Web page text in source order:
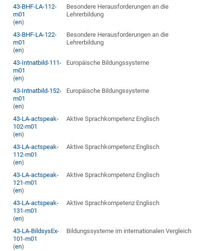
43-BHF-LA-112-
m01
(en)
Besondere Herausforderungen an die
Lehrerbildung
43-BHF-LA-122-
m01
(en)
Besondere Herausforderungen an die
Lehrerbildung
43-Intnatbild-111-
m01
(en)
Europäische Bildungssysteme
43-Intnatbild-152-
m01
(en)
Europäische Bildungssysteme
43-LA-actspeak-
102-m01
(en)
Aktive Sprachkompetenz Englisch
43-LA-actspeak-
112-m01
(en)
Aktive Sprachkompetenz Englisch
43-LA-actspeak-
121-m01
(en)
Aktive Sprachkompetenz Englisch
43-LA-actspeak-
131-m01
(en)
Aktive Sprachkompetenz Englisch
43-LA-BildsysEx-
101-m01
(en)
Bildungssysteme im internationalen Vergleich